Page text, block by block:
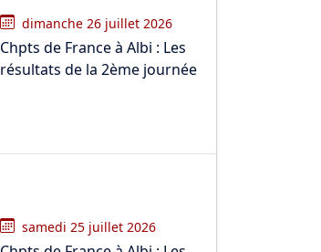
dimanche 26 juillet 2026
Chpts de France à Albi : Les
résultats de la 2ème journée
samedi 25 juillet 2026